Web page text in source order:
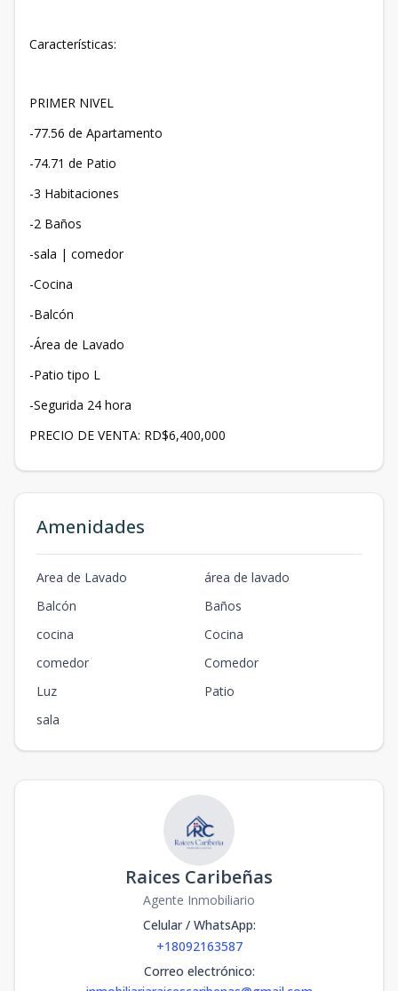
Características:
PRIMER NIVEL
-77.56 de Apartamento
-74.71 de Patio
-3 Habitaciones
-2 Baños
-sala | comedor
-Cocina
-Balcón
-Área de Lavado
-Patio tipo L
-Segurida 24 hora
PRECIO DE VENTA: RD$6,400,000
Amenidades
Area de Lavado
área de lavado
Balcón
Baños
cocina
Cocina
comedor
Comedor
Luz
Patio
sala
Raices Caribeñas
Agente Inmobiliario
Celular / WhatsApp:
+18092163587
Correo electrónico: